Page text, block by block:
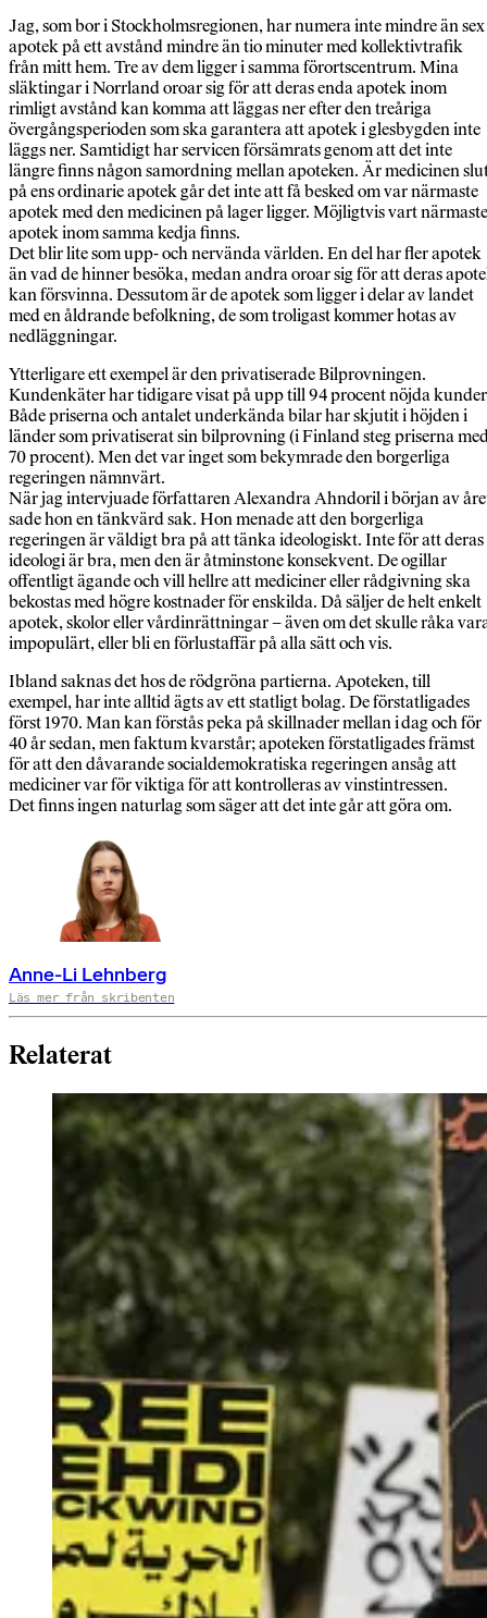
Jag, som bor i Stockholmsregionen, har numera inte mindre än sex
apotek på ett avstånd mindre än tio minuter med kollektivtrafik
från mitt hem. Tre av dem ligger i samma förortscentrum. Mina
släktingar i Norrland oroar sig för att deras enda apotek inom
rimligt avstånd kan komma att läggas ner efter den treåriga
övergångsperioden som ska garantera att apotek i glesbygden inte
läggs ner. Samtidigt har servicen försämrats genom att det inte
längre finns någon samordning mellan apoteken. Är medicinen
på ens ordinarie apotek går det inte att få besked om var närmaste
apotek med den medicinen på lager ligger. Möjligtvis vart närmaste
apotek inom samma kedja finns.
Det blir lite som upp- och nervända världen. En del har fler apotek
än vad de hinner besöka, medan andra oroar sig för att deras
kan försvinna. Dessutom är de apotek som ligger i delar av landet
med en åldrande befolkning, de som troligast kommer hotas av
nedläggningar.
Ytterligare ett exempel är den privatiserade Bilprovningen.
Kundenkäter har tidigare visat på upp till 94 procent nöjda
Både priserna och antalet underkända bilar har skjutit i höjden i
länder som privatiserat sin bilprovning (i Finland steg priserna
70 procent). Men det var inget som bekymrade den borgerliga
regeringen nämnvärt.
När jag intervjuade författaren Alexandra Ahndoril i början av
sade hon en tänkvärd sak. Hon menade att den borgerliga
regeringen är väldigt bra på att tänka ideologiskt. Inte för att deras
ideologi är bra, men den är åtminstone konsekvent. De ogillar
offentligt ägande och vill hellre att mediciner eller rådgivning ska
bekostas med högre kostnader för enskilda. Då säljer de helt enkelt
apotek, skolor eller vårdinrättningar – även om det skulle råka
impopulärt, eller bli en förlustaffär på alla sätt och vis.
Ibland saknas det hos de rödgröna partierna. Apoteken, till
exempel, har inte alltid ägts av ett statligt bolag. De förstatligades
först 1970. Man kan förstås peka på skillnader mellan i dag och för
40 år sedan, men faktum kvarstår; apoteken förstatligades främst
för att den dåvarande socialdemokratiska regeringen ansåg att
mediciner var för viktiga för att kontrolleras av vinstintressen.
Det finns ingen naturlag som säger att det inte går att göra om.
Anne-Li Lehnberg
Läs mer från skribenten
Relaterat